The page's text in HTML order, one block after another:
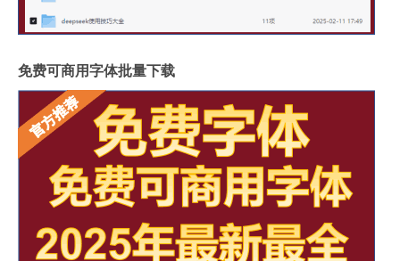
免费可商用字体批量下载